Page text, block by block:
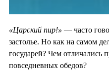
«Царский пир!» — часто
застолье. Но как на самом
государей? Чем отличались
повседневных обедов?